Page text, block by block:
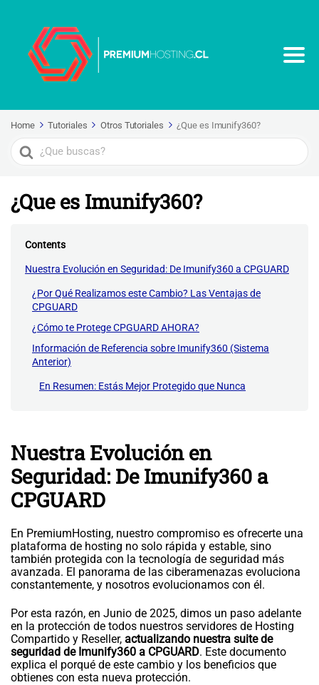
Home Tutoriales Otros Tutoriales ¿Que es Imunify360?
Search
For
¿Que es Imunify360?
Contents
Nuestra Evolución en Seguridad: De Imunify360 a CPGUARD
¿Por Qué Realizamos este Cambio? Las Ventajas de
CPGUARD
¿Cómo te Protege CPGUARD AHORA?
Información de Referencia sobre Imunify360 (Sistema
Anterior)
En Resumen: Estás Mejor Protegido que Nunca
Nuestra Evolución en
Seguridad: De Imunify360 a
CPGUARD
En PremiumHosting, nuestro compromiso es ofrecerte una
plataforma de hosting no solo rápida y estable, sino
también protegida con la tecnología de seguridad más
avanzada. El panorama de las ciberamenazas evoluciona
constantemente, y nosotros evolucionamos con él.
Por esta razón, en Junio de 2025, dimos un paso adelante
en la protección de todos nuestros servidores de Hosting
Compartido y Reseller, actualizando nuestra suite de
seguridad de Imunify360 a CPGUARD. Este documento
explica el porqué de este cambio y los beneficios que
obtienes con esta nueva protección.